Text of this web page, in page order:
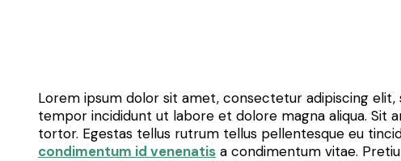
Lorem ipsum dolor sit amet, consectetur adipiscing elit,
tempor incididunt ut labore et dolore magna aliqua. Sit
tortor. Egestas tellus rutrum tellus pellentesque eu
condimentum id venenatis a condimentum vitae.